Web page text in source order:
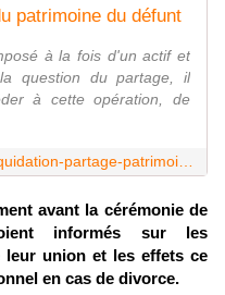
patrimoine du défunt
à la fois d'un actif et
question du partage, il
à cette opération, de
avant la cérémonie de
informés sur les
leur union et les effets ce
en cas de divorce.